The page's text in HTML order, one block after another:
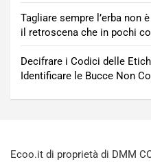
Tagliare sempre l’erba non
il retroscena che in pochi
Decifrare i Codici delle
Identificare le Bucce Non
Ecoo.it di proprietà di DMM